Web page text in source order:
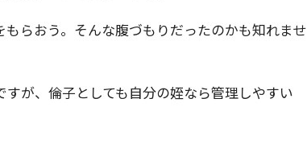
らおう。そんな腹づもりだったのかも知れませ
が、倫子としても自分の姪なら管理しやすい